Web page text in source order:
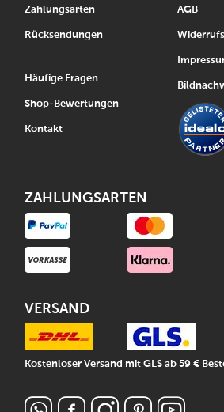
Zahlungsarten
Rücksendungen
Häufige Fragen
Shop-Bewertungen
Kontakt
AGB
ZAHLUNGSARTEN
VERSAND
Kostenloser Versand mit GLS ab 59 €